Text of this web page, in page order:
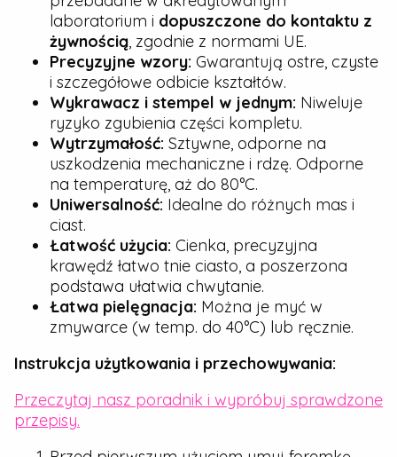
laboratorium i dopuszczone do kontaktu z
żywnością, zgodnie z normami UE.
Precyzyjne wzory: Gwarantują ostre, czyste
i szczegółowe odbicie kształtów.
Wykrawacz i stempel w jednym: Niweluje
ryzyko zgubienia części kompletu.
Wytrzymałość: Sztywne, odporne na
uszkodzenia mechaniczne i rdzę. Odporne
na temperaturę, aż do 80°C.
Uniwersalność: Idealne do różnych mas i
ciast.
Łatwość użycia: Cienka, precyzyjna
krawędź łatwo tnie ciasto, a poszerzona
podstawa ułatwia chwytanie.
Łatwa pielęgnacja: Można je myć w
zmywarce (w temp. do 40°C) lub ręcznie.
Instrukcja użytkowania i przechowywania:
Przeczytaj nasz poradnik i wypróbuj sprawdzone
przepisy.